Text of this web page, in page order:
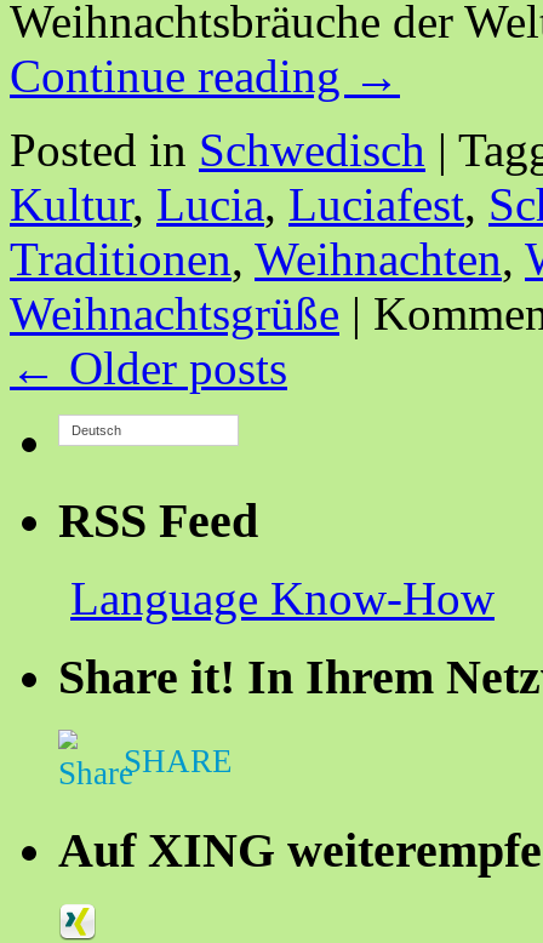
Weihnachtsbräuche der
Continue reading →
Posted in Schwedisch |
Kultur, Lucia, Luciafest,
Traditionen, Weihnachten,
Weihnachtsgrüße |
← Older posts
Deutsch
RSS Feed
Language Know-How
Share it! In Ihrem
SHARE
Auf XING